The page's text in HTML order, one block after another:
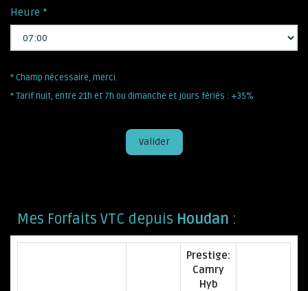
Heure *
* Champ nécessaire, merci.
* Tarif nuit, entre 21h et 7h ou dimanche et jours fériés : +35%
Valider
Mes Forfaits VTC depuis Houdan :
Prestige:
Camry
Hyb